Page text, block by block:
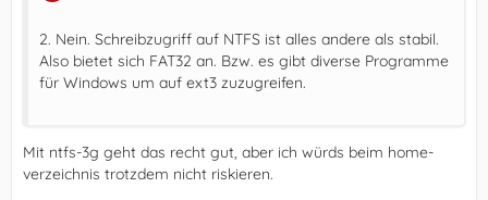
2. Nein. Schreibzugriff auf NTFS ist alles andere als stabil.
Also bietet sich FAT32 an. Bzw. es gibt diverse Programme
für Windows um auf ext3 zuzugreifen.
Mit ntfs-3g geht das recht gut, aber ich würds beim home-
verzeichnis trotzdem nicht riskieren.